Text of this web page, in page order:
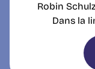
Robin
Dans la